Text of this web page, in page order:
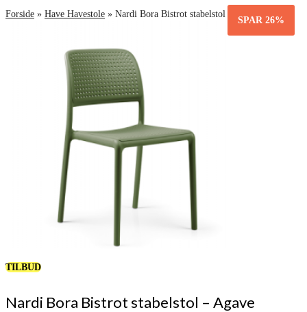
Forside » Have Havestole » Nardi Bora Bistrot stabelstol – Agave
TILBUD
SPAR 26%
Nardi Bora Bistrot stabelstol – Agave